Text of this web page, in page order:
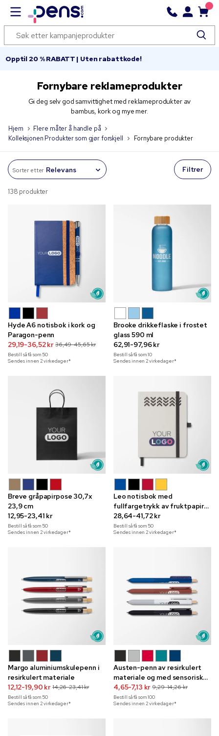
Opptil 20 % RABATT | Uten rabattkode!
Fornybare reklameprodukter
Gi deg selv god samvittighet med reklameprodukter av
bambus, kork og mye mer.
Hjem
Flere måter å handle på
Kolleksjonen Produkter som gjør forskjell
Fornybare produkter
Sorter etter Filtrer
138 produkter
Hyde A6 notisbok i kork og
Paragon-penn
29,19-36,52 kr 36,49-45,65 kr
Bestill så få som 50
Sendes innen 2 virkedager*
Brooke drikkeflaske i frostet
glass 590 ml
62,91-97,96 kr
Bestill så få som10
Sendes innen 2 virkedager*
Breve gråpapirpose 30,7x
23,9 cm
12,95-23,41 kr
Bestill så få som 50
Sendes innen 2 virkedager*
Leo notisbok med
fullfargetrykk av fruktpapir
A6
28,64-41,72 kr
Bestill så få som 50
Sendes innen 2 virkedager*
Margo aluminiumskulepenn i
resirkulert materiale
12,12-19,90 kr 14,26-23,41 kr
Bestill så få som 50
Sendes innen 2 virkedager*
Austen-penn av resirkulert
materiale og med sensorisk
stressreduserende
klistremerke
4,65-7,13 kr 9,29-14,26 kr
Bestill så få som100
Sendes innen 2 virkedager*